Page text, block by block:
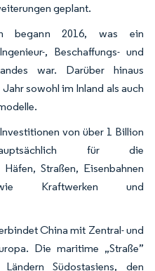
geplant.
begann 2016, was ein
, Beschaffungs- und
war. Darüber hinaus
sowohl im Inland als auch
von über 1 Billion
für die
Straßen, Eisenbahnen
Kraftwerken und
China mit Zentral- und
Die maritime „Straße”
Südostasiens, den